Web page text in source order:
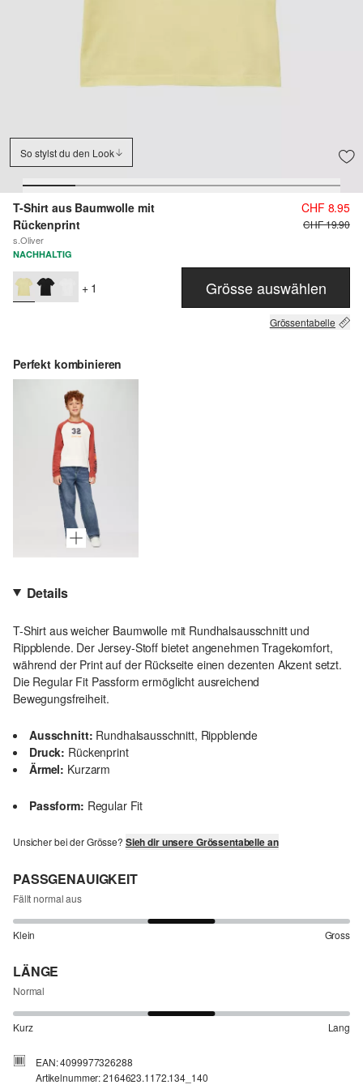
So stylst du den Look
T-Shirt aus Baumwolle mit
Rückenprint
s.Oliver
CHF 8.95
CHF 19.90
NACHHALTIG
+ 1 Grösse auswählen
Grössentabelle
Perfekt kombinieren
Details
T-Shirt aus weicher Baumwolle mit Rundhalsausschnitt und
Rippblende. Der Jersey-Stoff bietet angenehmen Tragekomfort,
während der Print auf der Rückseite einen dezenten Akzent setzt.
Die Regular Fit Passform ermöglicht ausreichend
Bewegungsfreiheit.
Ausschnitt: Rundhalsausschnitt, Rippblende
Druck: Rückenprint
Ärmel: Kurzarm
Passform: Regular Fit
Unsicher bei der Grösse? Sieh dir unsere Grössentabelle an
PASSGENAUIGKEIT
Fällt normal aus
Klein Gross
LÄNGE
Normal
Kurz Lang
EAN: 4099977326288
Artikelnummer: 2164623.1172.134_140